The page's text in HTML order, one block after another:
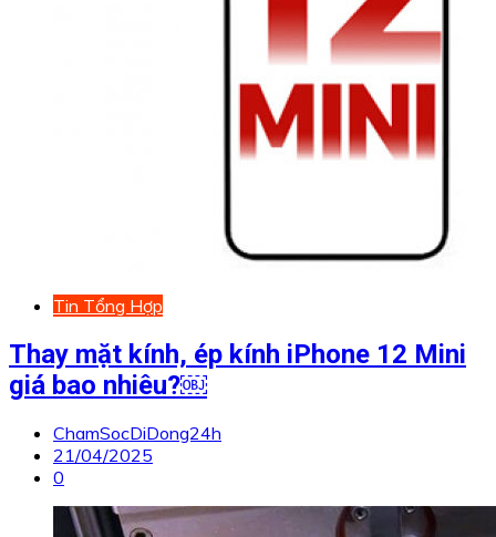
Tin Tổng Hợp
Thay mặt kính, ép kính iPhone 12 Mini
giá bao nhiêu?￼
ChamSocDiDong24h
21/04/2025
0